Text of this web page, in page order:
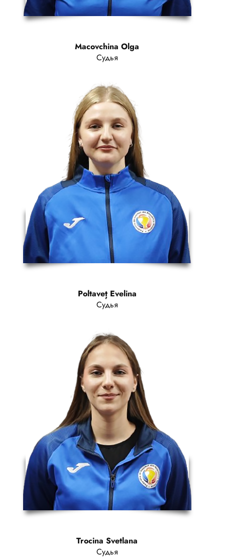
Macovchina Olga
Судья
Poltaveț Evelina
Судья
Trocina Svetlana
Судья